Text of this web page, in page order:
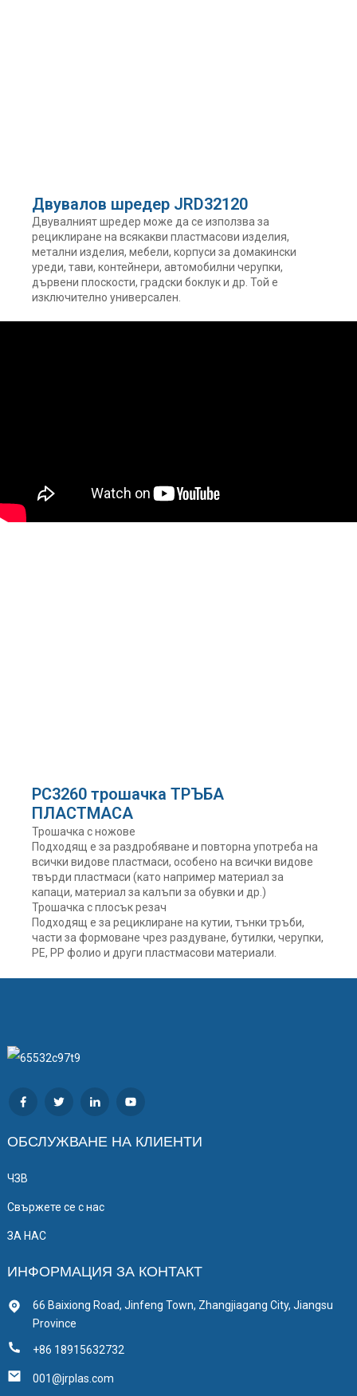
Двувалов шредер JRD32120
Двувалният шредер може да се използва за
рециклиране на всякакви пластмасови изделия,
метални изделия, мебели, корпуси за домакински
уреди, тави, контейнери, автомобилни черупки,
дървени плоскости, градски боклук и др. Той е
изключително универсален.
PC3260 трошачка ТРЪБА
ПЛАСТМАСА
Трошачка с ножове
Подходящ е за раздробяване и повторна употреба на
всички видове пластмаси, особено на всички видове
твърди пластмаси (като например материал за
капаци, материал за калъпи за обувки и др.)
Трошачка с плосък резач
Подходящ е за рециклиране на кутии, тънки тръби,
части за формоване чрез раздуване, бутилки, черупки,
PE, PP фолио и други пластмасови материали.
ОБСЛУЖВАНЕ НА КЛИЕНТИ
ЧЗВ
Свържете се с нас
ЗА НАС
ИНФОРМАЦИЯ ЗА КОНТАКТ
66 Baixiong Road, Jinfeng Town, Zhangjiagang City, Jiangsu
Province
+86 18915632732
001@jrplas.com